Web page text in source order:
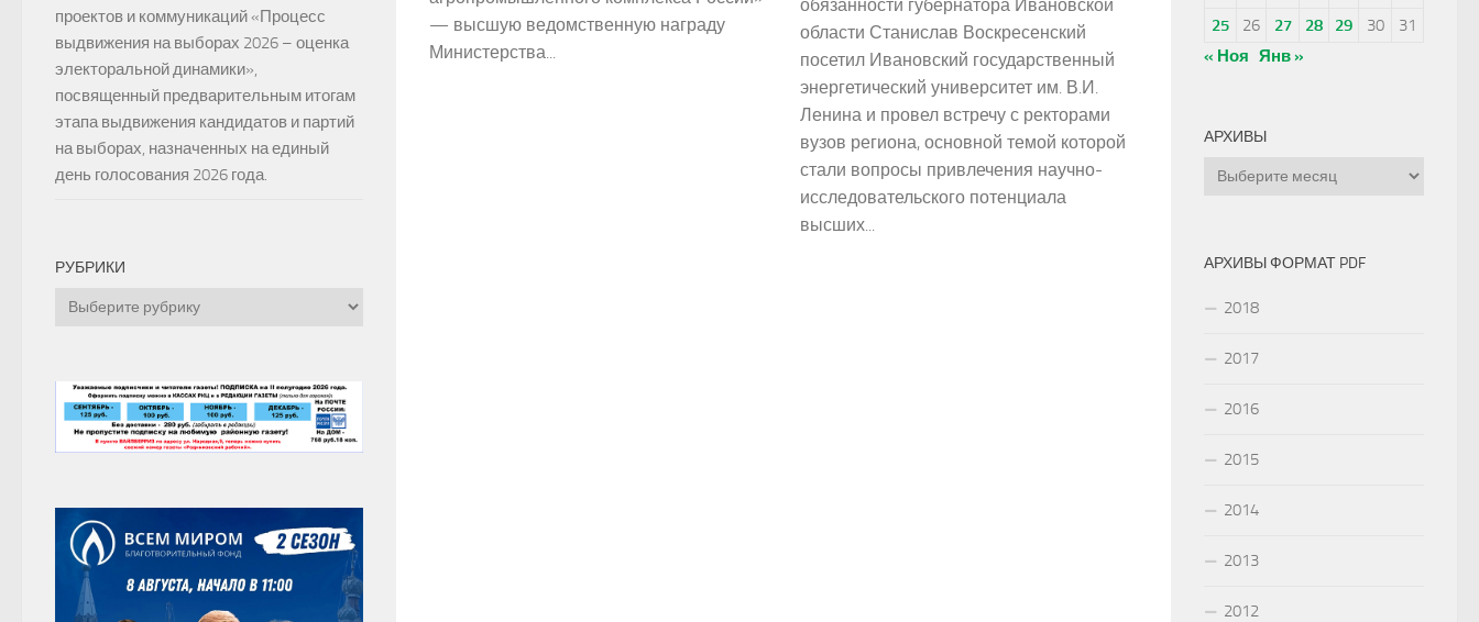
— высшую ведомственную награду
Министерства...
обязанности губернатора Ивановской
области Станислав Воскресенский
посетил Ивановский государственный
энергетический университет им. В.И.
Ленина и провел встречу с ректорами
вузов региона, основной темой которой
стали вопросы привлечения научно-
исследовательского потенциала
высших...
проектов и коммуникаций «Процесс
выдвижения на выборах 2026 – оценка
электоральной динамики»,
посвященный предварительным итогам
этапа выдвижения кандидатов и партий
на выборах, назначенных на единый
день голосования 2026 года.
РУБРИКИ
Рубрики
25
26 27 28 29 30
31
« Ноя Янв »
АРХИВЫ
Архивы
АРХИВЫ ФОРМАТ PDF
2018
2017
2016
2015
2014
2013
2012